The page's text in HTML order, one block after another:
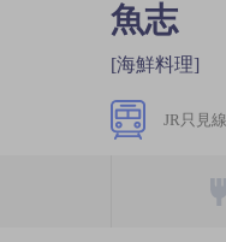
魚志
[海鮮料理]
JR只見